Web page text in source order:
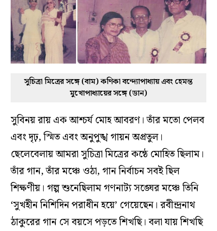
সুচিত্রা মিত্রের সঙ্গে (বাম) কণিকা বন্দ্যোপাধ্যায় এবং হেমন্ত
মুখোপাধ্যায়ের সঙ্গে (ডান)
সুবিনয় রায় এক আশ্চর্য মোহ আবরণ। তাঁর মতো পেলব
এবং দৃঢ়, স্মিত এবং অনুপুঙ্খ গায়ন অপ্রতুল।
ছেলেবেলায় আমরা সুচিত্রা মিত্রের কন্ঠে মোহিত ছিলাম।
তাঁর গান, তাঁর মঞ্চে ওঠা, গান নির্বাচন সবই ছিল
শিক্ষণীয়। গল্প শুনেছিলাম গণনাট্য সঙ্ঘের মঞ্চে তিনি
‘সুখহীন নিশিদিন পরাধীন হয়ে’ গেয়েছেন। রবীন্দ্রনাথ
ঠাকুরের গান সে বয়সে পড়তে শিখছি। বলা যায় শিখছি